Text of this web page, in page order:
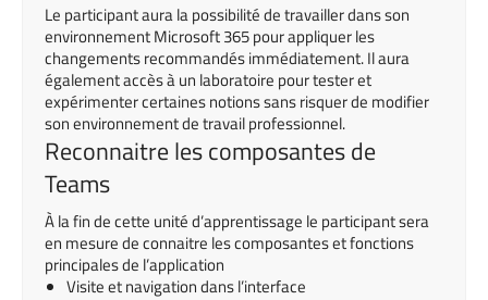
Le participant aura la possibilité de travailler dans son
environnement Microsoft 365 pour appliquer les
changements recommandés immédiatement. Il aura
également accès à un laboratoire pour tester et
expérimenter certaines notions sans risquer de modifier
son environnement de travail professionnel.
Reconnaitre les composantes de
Teams
À la fin de cette unité d’apprentissage le participant sera
en mesure de connaitre les composantes et fonctions
principales de l’application
Visite et navigation dans l’interface